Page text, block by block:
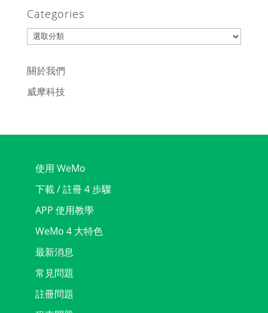
Categories
Categories
關於我們
威摩科技
使用 WeMo
下載 / 註冊 4 步驟
APP 使用教學
WeMo 4 大特色
最新消息
常見問題
註冊問題